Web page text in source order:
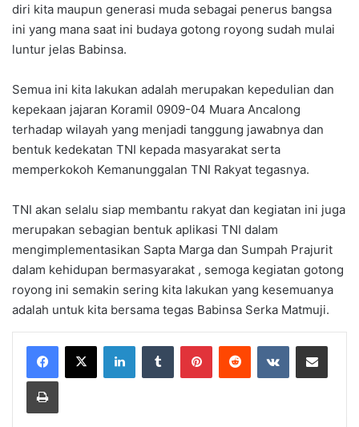
diri kita maupun generasi muda sebagai penerus bangsa
ini yang mana saat ini budaya gotong royong sudah mulai
luntur jelas Babinsa.
Semua ini kita lakukan adalah merupakan kepedulian dan
kepekaan jajaran Koramil 0909-04 Muara Ancalong
terhadap wilayah yang menjadi tanggung jawabnya dan
bentuk kedekatan TNI kepada masyarakat serta
memperkokoh Kemanunggalan TNI Rakyat tegasnya.
TNI akan selalu siap membantu rakyat dan kegiatan ini juga
merupakan sebagian bentuk aplikasi TNI dalam
mengimplementasikan Sapta Marga dan Sumpah Prajurit
dalam kehidupan bermasyarakat , semoga kegiatan gotong
royong ini semakin sering kita lakukan yang kesemuanya
adalah untuk kita bersama tegas Babinsa Serka Matmuji.
LinkedInTumblr PinterestReddit VKontakteShare via Email
Print